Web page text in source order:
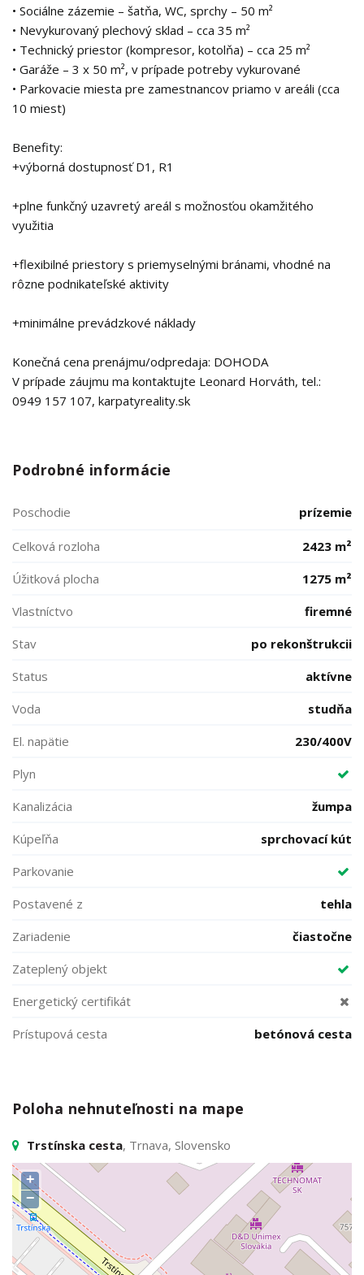
• Sociálne zázemie – šatňa, WC, sprchy – 50 m²
• Nevykurovaný plechový sklad – cca 35 m²
• Technický priestor (kompresor, kotolňa) – cca 25 m²
• Garáže – 3 x 50 m², v prípade potreby vykurované
• Parkovacie miesta pre zamestnancov priamo v areáli (cca
10 miest)
Benefity:
+výborná dostupnosť D1, R1
+plne funkčný uzavretý areál s možnosťou okamžitého
využitia
+flexibilné priestory s priemyselnými bránami, vhodné na
rôzne podnikateľské aktivity
+minimálne prevádzkové náklady
Konečná cena prenájmu/odpredaja: DOHODA
V prípade záujmu ma kontaktujte Leonard Horváth, tel.:
0949 157 107, karpatyreality.sk
Podrobné informácie
Poschodie prízemie
Celková rozloha
2423 m²
Úžitková plocha
1275 m²
Vlastníctvo
firemné
Stav
po rekonštrukcii
Status
aktívne
Voda
studňa
El. napätie
230/400V
Plyn
Kanalizácia
žumpa
Kúpeľňa
sprchovací kút
Parkovanie
Postavené z
tehla
Zariadenie
čiastočne
Zateplený objekt
Energetický certifikát
Prístupová cesta
betónová cesta
Poloha nehnuteľnosti na mape
Trstínska cesta, Trnava, Slovensko
+
−